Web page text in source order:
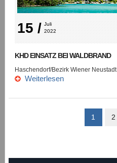
15 / Juli
2022
KHD EINSATZ BEI WALDBRAND
Haschendorf/Bezirk Wiener Neustadt
Weiterlesen
1 2